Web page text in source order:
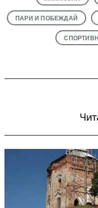
ПАРИ И ПОБЕЖДАЙ